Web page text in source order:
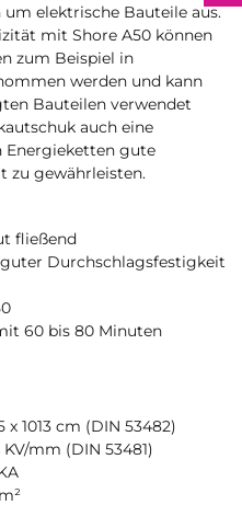
elektrische Bauteile aus.
mit Shore A50 können
zum Beispiel in
werden und kann
Bauteilen verwendet
auch eine
Energieketten gute
zu gewährleisten.
fließend
Durchschlagsfestigkeit
60 bis 80 Minuten
1013 cm (DIN 53482)
mm (DIN 53481)